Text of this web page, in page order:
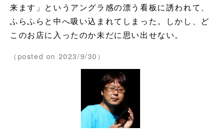
来ます」というアングラ感の漂う看板に誘われて、
ふらふらと中へ吸い込まれてしまった。しかし、ど
このお店に入ったのか未だに思い出せない。
（posted on 2023/9/30）